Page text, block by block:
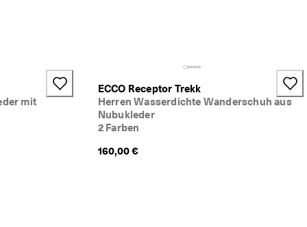
mit
ECCO Receptor Trekk
Herren Wasserdichte Wanderschuh aus
Nubukleder
2 Farben
160,00 €